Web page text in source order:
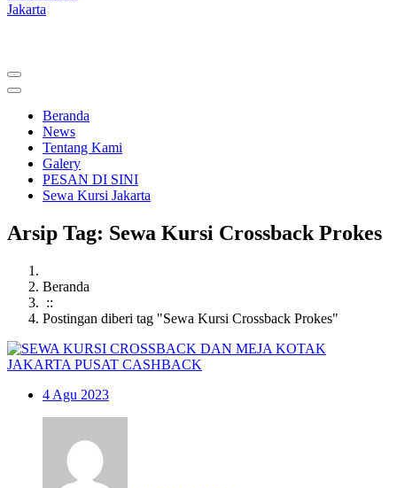
Beranda
News
Tentang Kami
Galery
PESAN DI SINI
Sewa Kursi Jakarta
Arsip Tag: Sewa Kursi Crossback Prokes
Beranda
::
Postingan diberi tag "Sewa Kursi Crossback Prokes"
4 Agu 2023